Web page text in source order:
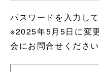
パスワードを入力して
※2025年5月5日に変
会にお問合せください